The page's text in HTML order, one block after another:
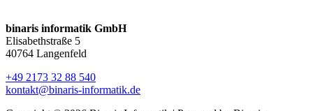
binaris informatik GmbH
Elisabethstraße 5
40764 Langenfeld
+49 2173 32 88 540
kontakt@binaris-informatik.de